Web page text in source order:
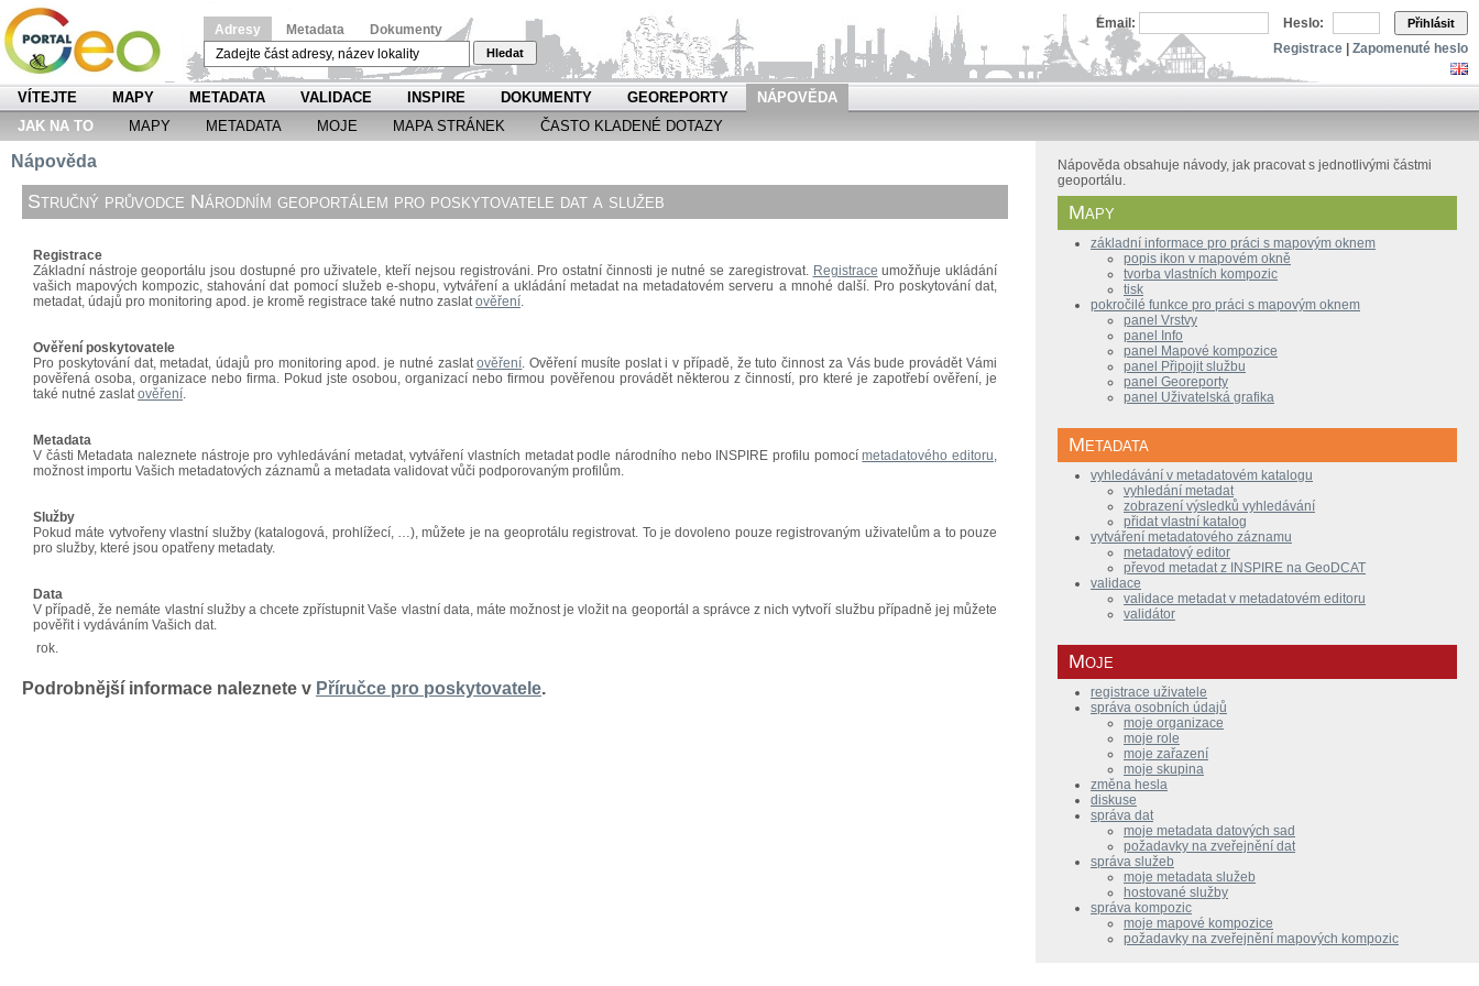
Adresy Metadata Dokumenty
Hledat
Email: Heslo: Přihlásit
Registrace Zapomenuté heslo
VÍTEJTE MAPY METADATA VALIDACE INSPIRE DOKUMENTY GEOREPORTY
NÁPOVĚDA
JAK NA TO
MAPY METADATA MOJE MAPA STRÁNEK ČASTO KLADENÉ DOTAZY
Nápověda
Stručný průvodce Národním geoportálem pro poskytovatele dat a služeb
Registrace
Základní nástroje geoportálu jsou dostupné pro uživatele, kteří nejsou registrováni. Pro ostatní činnosti je nutné se zaregistrovat. Registrace umožňuje ukládání
vašich mapových kompozic, stahování dat pomocí služeb e-shopu, vytváření a ukládání metadat na metadatovém serveru a mnohé další. Pro poskytování dat,
metadat, údajů pro monitoring apod. je kromě registrace také nutno zaslatověření.
Ověření poskytovatele
Pro poskytování dat, metadat, údajů pro monitoring apod. je nutné zaslatověření. Ověření musíte poslat i v případě, že tuto činnost za Vás bude provádět Vámi
pověřená osoba, organizace nebo firma. Pokud jste osobou, organizací nebo firmou pověřenou provádět některou z činností, pro které je zapotřebí ověření, je
také nutné zaslatověření.
Metadata
V části Metadata naleznete nástroje pro vyhledávání metadat, vytváření vlastních metadat podle národního nebo INSPIRE profilu pomocímetadatového editoru,
možnost importu Vašich metadatových záznamů a metadata validovat vůči podporovaným profilům.
Služby
Pokud máte vytvořeny vlastní služby (katalogová, prohlížecí, …), můžete je na geoprotálu registrovat. To je dovoleno pouze registrovaným uživatelům a to pouze
pro služby, které jsou opatřeny metadaty.
Data
V případě, že nemáte vlastní služby a chcete zpřístupnit Vaše vlastní data, máte možnost je vložit na geoportál a správce z nich vytvoří službu případně jej můžete
pověřit i vydáváním Vašich dat.
rok.
Podrobnější informace naleznete v Příručce pro poskytovatele.
Nápověda obsahuje návody, jak pracovat s jednotlivými částmi
geoportálu.
Mapy
základní informace pro práci s mapovým oknem
popis ikon v mapovém okně
tvorba vlastních kompozic
tisk
pokročilé funkce pro práci s mapovým oknem
panel Vrstvy
panel Info
panel Mapové kompozice
panel Připojit službu
panel Georeporty
panel Uživatelská grafika
Metadata
vyhledávání v metadatovém katalogu
vyhledání metadat
zobrazení výsledků vyhledávání
přidat vlastní katalog
vytváření metadatového záznamu
metadatový editor
převod metadat z INSPIRE na GeoDCAT
validace
validace metadat v metadatovém editoru
validátor
Moje
registrace uživatele
správa osobních údajů
moje organizace
moje role
moje zařazení
moje skupina
změna hesla
diskuse
správa dat
moje metadata datových sad
požadavky na zveřejnění dat
správa služeb
moje metadata služeb
hostované služby
správa kompozic
moje mapové kompozice
požadavky na zveřejnění mapových kompozic